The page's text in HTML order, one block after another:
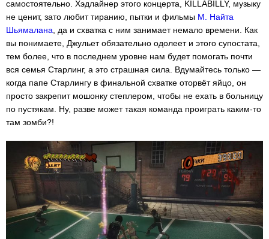
самостоятельно. Хэдлайнер этого концерта, KILLABILLY, музыку
не ценит, зато любит тиранию, пытки и фильмы М. Найта
Шьямалана , да и схватка с ним занимает немало времени. Как
вы понимаете, Джульет обязательно одолеет и этого супостата,
тем более, что в последнем уровне нам будет помогать почти
вся семья Старлинг, а это страшная сила. Вдумайтесь только —
когда папе Старлингу в финальной схватке оторвёт яйцо, он
просто закрепит мошонку степлером, чтобы не ехать в больницу
по пустякам. Ну, разве может такая команда проиграть каким-то
там зомби?!